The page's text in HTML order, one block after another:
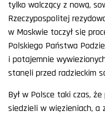
tylko walczący z nową,
Rzeczypospolitej
w Moskwie toczył się
Polskiego Państwa
i potajemnie
stanęli przed radzieckim
Był w Polsce taki czas,
siedzieli w więzieniach, a